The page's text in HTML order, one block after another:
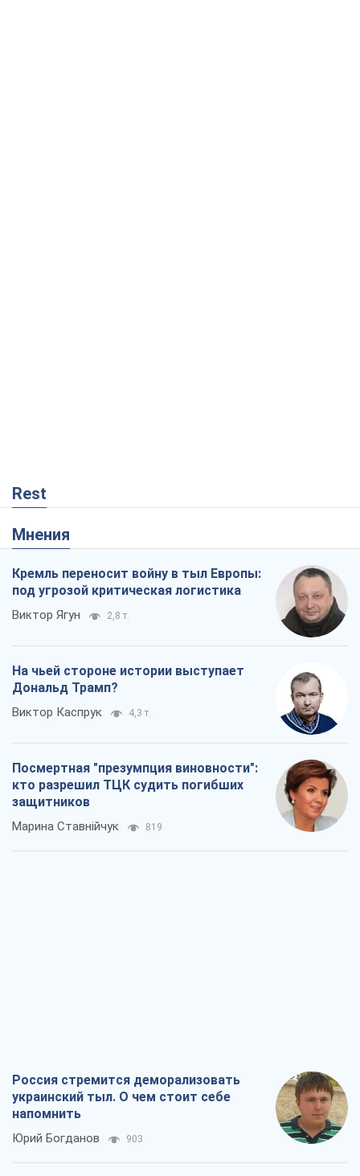
Rest
Мнения
Кремль переносит войну в тыл Европы:
под угрозой критическая логистика
Виктор Ягун 2,8 т.
На чьей стороне истории выступает
Дональд Трамп?
Виктор Каспрук 4,3 т.
Посмертная "презумпция виновности":
кто разрешил ТЦК судить погибших
защитников
Марина Ставнійчук 819
Россия стремится деморализовать
украинский тыл. О чем стоит себе
напомнить
Юрий Богданов 903